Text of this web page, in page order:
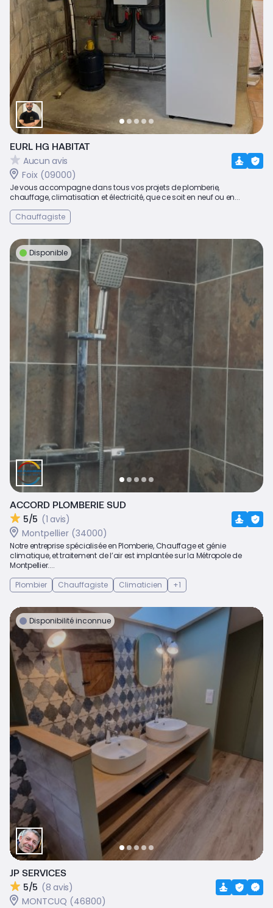
EURL HG HABITAT
Aucun avis
Foix (09000)
Je vous accompagne dans tous vos projets de plomberie,
chauffage, climatisation et électricité, que ce soit en neuf ou en...
Chauffagiste
Disponible
ACCORD PLOMBERIE SUD
5/5 (1 avis)
Montpellier (34000)
Notre entreprise spécialisée en Plomberie, Chauffage et génie
climatique, et traitement de l’air est implantée sur la Métropole de
Montpellier....
Plombier
Chauffagiste Climaticien +1
Disponibilité inconnue
JP SERVICES
5/5 (8 avis)
MONTCUQ (46800)